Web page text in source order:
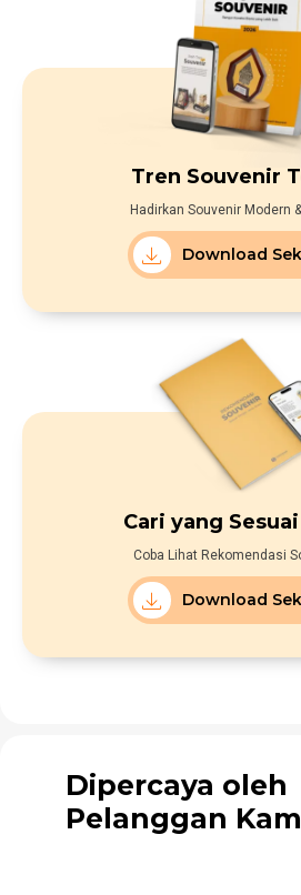
Tren Souvenir
Hadirkan Souvenir Modern
Download
Cari yang
Coba Lihat Rekomendasi
Download
Dipercaya oleh
Pelanggan